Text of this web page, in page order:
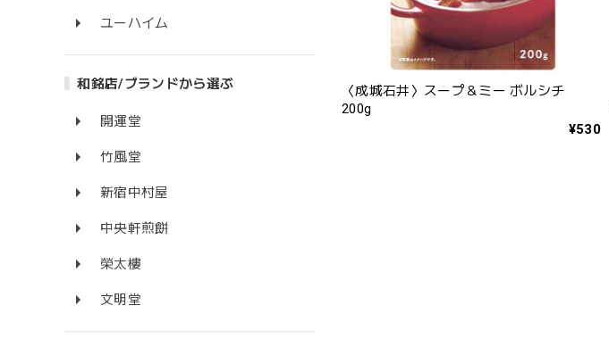
ユーハイム
和銘店/ブランドから選ぶ
開運堂
竹風堂
新宿中村屋
中央軒煎餅
榮太樓
文明堂
〈成城石井〉スープ＆ミー ボルシチ
200g
¥530